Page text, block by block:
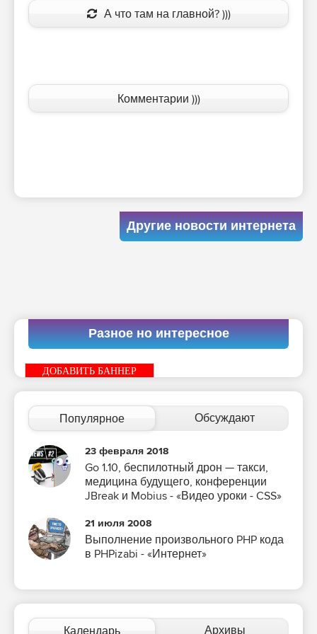
А что там на главной? )))
Комментарии )))
Другие новости интернета
Разное но интересное
ДОБАВИТЬ БАННЕР
Популярное Обсуждают
23 февраля 2018
Go 1.10, беспилотный дрон — такси,
медицина будущего, конференции
JBreak и Mobius - «Видео уроки - CSS»
21 июля 2008
Выполнение произвольного PHP кода
в PHPizabi - «Интернет»
Календарь Архивы